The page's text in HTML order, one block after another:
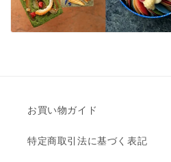
お買い物ガイド
特定商取引法に基づく表記